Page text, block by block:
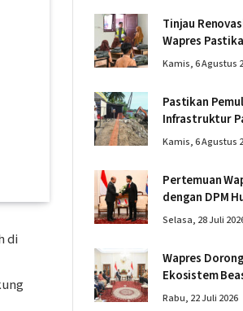
di
Tinjau
Wapres
Kembali
Kamis, 6 Agustus
Pastikan
Infrastruktur
Wapres Tinjau
Kamis, 6 Agustus
Pertemuan
dengan DPM
Kemitraan
Selasa, 28 Juli
Wapres
Ekosistem
Unggul
Rabu, 22 Juli 2026